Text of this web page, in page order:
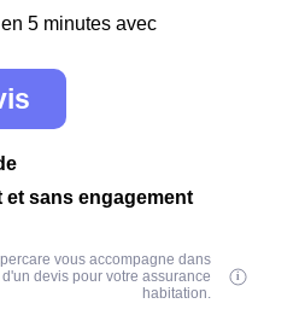
5 minutes avec
sans engagement
vous accompagne dans
devis pour votre assurance
habitation.